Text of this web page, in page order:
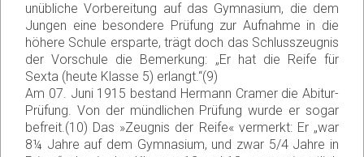
unübliche Vorbereitung auf das Gymnasium, die dem
Jungen eine besondere Prüfung zur Aufnahme in die
höhere Schule ersparte, trägt doch das Schlusszeugnis
der Vorschule die Bemerkung: „Er hat die Reife für
Sexta (heute Klasse 5) erlangt.“(9)
Am 07. Juni 1915 bestand Hermann Cramer die Abitur-
Prüfung. Von der mündlichen Prüfung wurde er sogar
befreit.(10) Das »Zeugnis der Reife« vermerkt: Er „war
8¼ Jahre auf dem Gymnasium, und zwar 5/4 Jahre in